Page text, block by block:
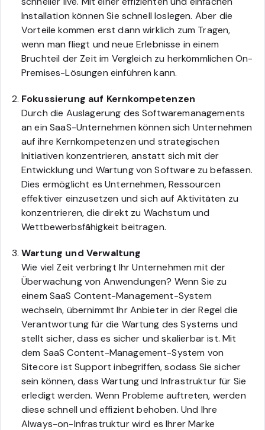
Installation können Sie schnell loslegen. Aber die
Vorteile kommen erst dann wirklich zum Tragen,
wenn man fliegt und neue Erlebnisse in einem
Bruchteil der Zeit im Vergleich zu herkömmlichen On-
Premises-Lösungen einführen kann.
Fokussierung auf Kernkompetenzen
Durch die Auslagerung des Softwaremanagements
an ein SaaS-Unternehmen können sich Unternehmen
auf ihre Kernkompetenzen und strategischen
Initiativen konzentrieren, anstatt sich mit der
Entwicklung und Wartung von Software zu befassen.
Dies ermöglicht es Unternehmen, Ressourcen
effektiver einzusetzen und sich auf Aktivitäten zu
konzentrieren, die direkt zu Wachstum und
Wettbewerbsfähigkeit beitragen.
Wartung und Verwaltung
Wie viel Zeit verbringt Ihr Unternehmen mit der
Überwachung von Anwendungen? Wenn Sie zu
einem SaaS Content-Management-System
wechseln, übernimmt Ihr Anbieter in der Regel die
Verantwortung für die Wartung des Systems und
stellt sicher, dass es sicher und skalierbar ist. Mit
dem SaaS Content-Management-System von
Sitecore ist Support inbegriffen, sodass Sie sicher
sein können, dass Wartung und Infrastruktur für Sie
erledigt werden. Wenn Probleme auftreten, werden
diese schnell und effizient behoben. Und Ihre
Always-on-Infrastruktur wird es Ihrer Marke